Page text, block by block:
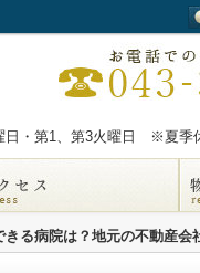
日・第1、第3火曜日 ※夏季
る病院は？地元の不動産会